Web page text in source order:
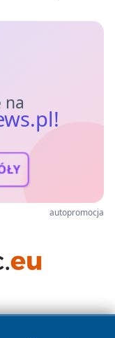
na
autopromocja